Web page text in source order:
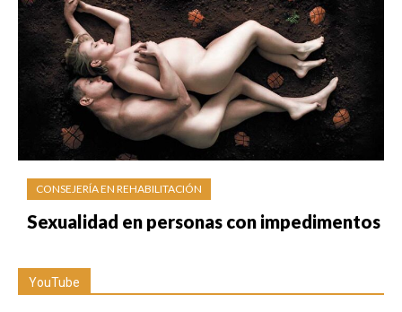
CONSEJERÍA EN REHABILITACIÓN
Sexualidad en personas con impedimentos
YouTube